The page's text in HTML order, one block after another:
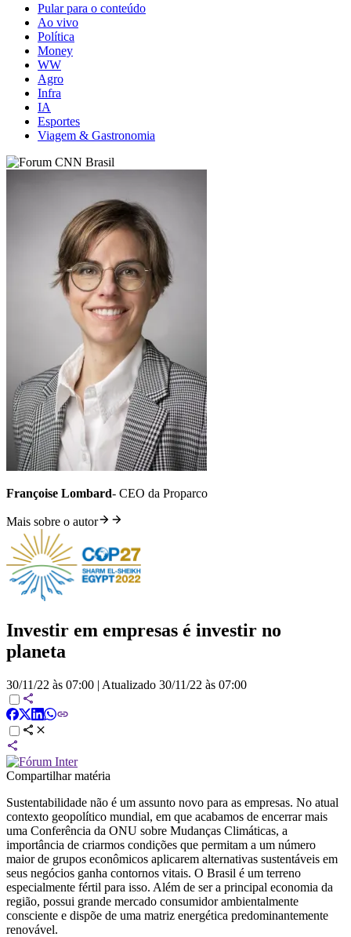
Pular para o conteúdo
Ao vivo
Política
Money
WW
Agro
Infra
IA
Esportes
Viagem & Gastronomia
Françoise Lombard- CEO da Proparco
Mais sobre o autor
Investir em empresas é investir no
planeta
30/11/22 às 07:00 | Atualizado 30/11/22 às 07:00
Compartilhar matéria
Sustentabilidade não é um assunto novo para as empresas. No atual
contexto geopolítico mundial, em que acabamos de encerrar mais
uma Conferência da ONU sobre Mudanças Climáticas, a
importância de criarmos condições que permitam a um número
maior de grupos econômicos aplicarem alternativas sustentáveis em
seus negócios ganha contornos vitais. O Brasil é um terreno
especialmente fértil para isso. Além de ser a principal economia da
região, possui grande mercado consumidor ambientalmente
consciente e dispõe de uma matriz energética predominantemente
renovável.